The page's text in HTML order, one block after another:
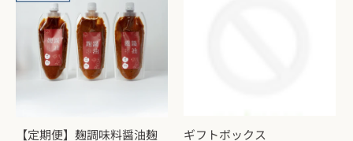
【定期便】麹調味料醤油麹 ギフトボックス